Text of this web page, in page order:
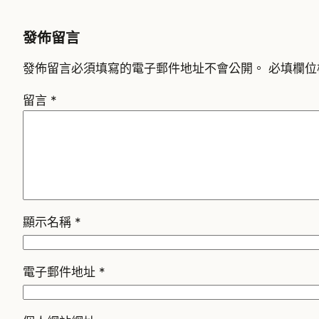
發佈留言
發佈留言必須填寫的電子郵件地址不會公開。 必填欄
留言 *
顯示名稱 *
電子郵件地址 *